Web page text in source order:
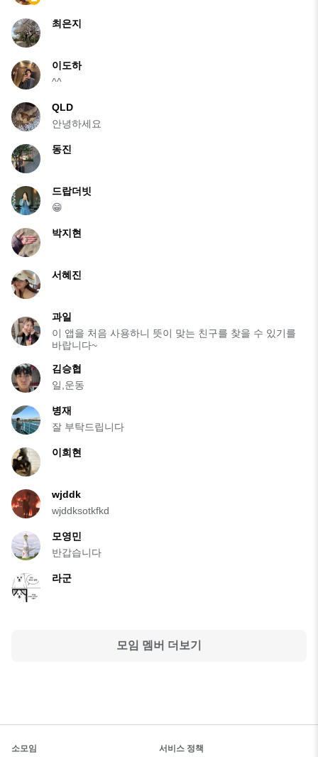
최은지
이도하
^^
QLD
안녕하세요
동진
드랍더빗
😁
박지현
서혜진
과일
이 앱을 처음 사용하니 뜻이 맞는 친구를 찾을 수 있기를
바랍니다~
김승협
일,운동
병재
잘 부탁드립니다
이희현
wjddk
wjddksotkfkd
모영민
반갑습니다
라군
모임 멤버 더보기
소모임 서비스 정책